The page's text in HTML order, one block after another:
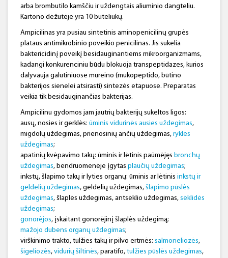
arba brombutilo kamščiu ir uždengtais aliuminio dangteliu.
Kartono dėžutėje yra 10 buteliukų.
Ampicilinas yra pusiau sintetinis aminopenicilinų grupės
plataus antimikrobinio poveikio penicilinas. Jis sukelia
baktericidinį poveikį besidauginantiems mikroorganizmams,
kadangi konkurenciniu būdu blokuoja transpeptidazes, kurios
dalyvauja galutiniuose mureino (mukopeptido, būtino
bakterijos sienelei atsirasti) sintezės etapuose. Preparatas
veikia tik besidauginančias bakterijas.
Ampicilinu gydomos jam jautrių bakterijų sukeltos ligos:
ausų, nosies ir gerklės: ūminis vidurinės ausies uždegimas,
migdolų uždegimas, prienosinių ančių uždegimas, ryklės
uždegimas;
apatinių kvėpavimo takų: ūminis ir lėtinis paūmėjęs bronchų
uždegimas, bendruomenėje įgytas plaučių uždegimas;
inkstų, šlapimo takų ir lyties organų: ūminis ar lėtinis inkstų ir
geldelių uždegimas, geldelių uždegimas, šlapimo pūslės
uždegimas, šlaplės uždegimas, antsėklio uždegimas, sėklidės
uždegimas;
gonorėjos, įskaitant gonorėjinį šlaplės uždegimą;
mažojo dubens organų uždegimas;
virškinimo trakto, tulžies takų ir pilvo ertmės: salmoneliozės,
šigeliozės, vidurių šiltinės, paratifo, tulžies pūslės uždegimas,